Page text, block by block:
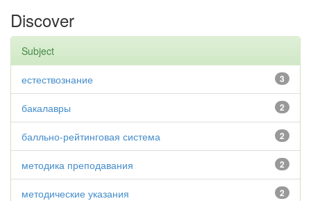
Discover
Subject
3
естествознание
2
бакалавры
2
балльно-рейтинговая система
2
методика преподавания
2
методические указания